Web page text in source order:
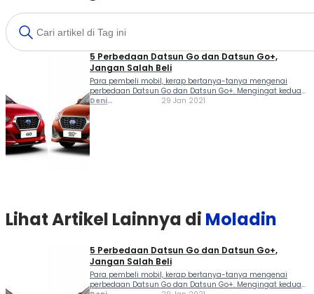
5 Perbedaan Datsun Go dan Datsun Go+,
Jangan Salah Beli
Para pembeli mobil, kerap bertanya-tanya mengenai
perbedaan Datsun Go dan Datsun Go+. Mengingat kedua
produk Datsun Indonesia ini memiliki tampilan yang
Deni
29 Jan 2021
Lihat Artikel Lainnya di Moladin
5 Perbedaan Datsun Go dan Datsun Go+,
Jangan Salah Beli
Para pembeli mobil, kerap bertanya-tanya mengenai
perbedaan Datsun Go dan Datsun Go+. Mengingat kedua